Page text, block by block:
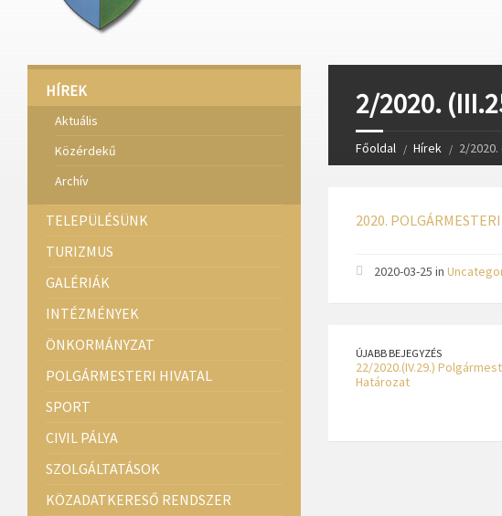
2/2020.
Főoldal Hírek 2/2020.
2020.
2020-03-25 in
ÚJABB BEJEGYZÉS
22/2020.(IV.29.)
Határozat
HÍREK
Aktuális
Közérdekű
Archív
TELEPÜLÉSÜNK
TURIZMUS
GALÉRIÁK
INTÉZMÉNYEK
ÖNKORMÁNYZAT
POLGÁRMESTERI HIVATAL
SPORT
CIVIL PÁLYA
SZOLGÁLTATÁSOK
KÖZADATKERESŐ RENDSZER